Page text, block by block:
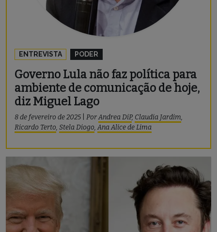
ENTREVISTA PODER
Governo Lula não faz política para
ambiente de comunicação de hoje,
diz Miguel Lago
8 de fevereiro de 2025 PorAndrea DiP, Claudia Jardim,
Ricardo Terto, Stela Diogo,Ana Alice de Lima